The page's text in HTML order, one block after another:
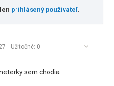
prihlásený používateľ.
Užitočné: 0
sem chodia